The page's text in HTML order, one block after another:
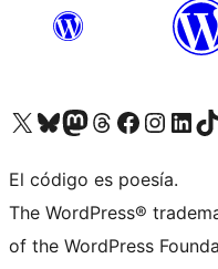
Visitá nuestra cuenta de X (anteriormente Twitter)
Visitá nuestra cuenta de Bluesky
Visitá nuestra cuenta de Mastodon
Visitá nuestra cuenta de Threads
Visitá nuestra página de
Visitá nuestraVisitá nuestra
Visitá
El código es poesía.
The WordPress®
of the WordPress